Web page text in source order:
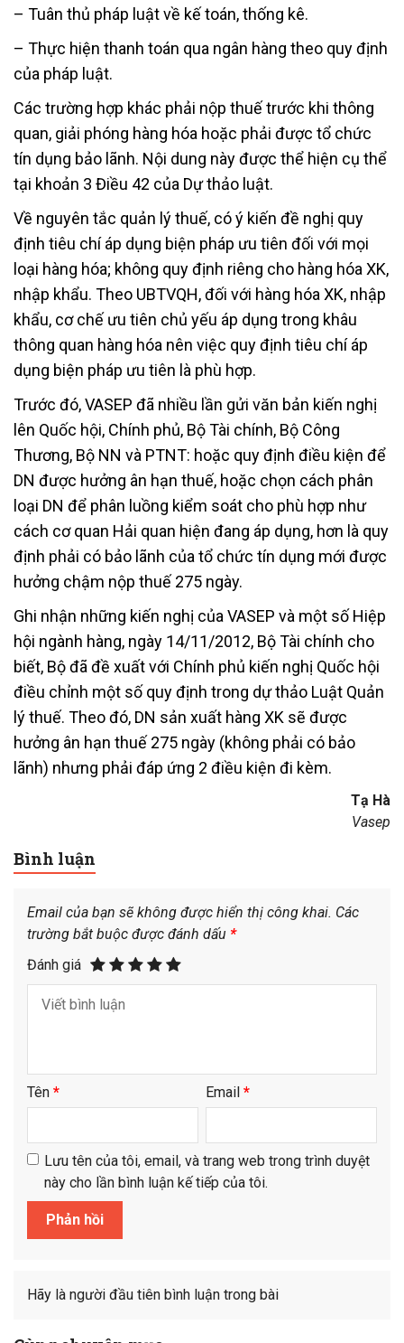
– Tuân thủ pháp luật về kế toán, thống kê.
– Thực hiện thanh toán qua ngân hàng theo quy định
của pháp luật.
Các trường hợp khác phải nộp thuế trước khi thông
quan, giải phóng hàng hóa hoặc phải được tổ chức
tín dụng bảo lãnh. Nội dung này được thể hiện cụ thể
tại khoản 3 Điều 42 của Dự thảo luật.
Về nguyên tắc quản lý thuế, có ý kiến đề nghị quy
định tiêu chí áp dụng biện pháp ưu tiên đối với mọi
loại hàng hóa; không quy định riêng cho hàng hóa XK,
nhập khẩu. Theo UBTVQH, đối với hàng hóa XK, nhập
khẩu, cơ chế ưu tiên chủ yếu áp dụng trong khâu
thông quan hàng hóa nên việc quy định tiêu chí áp
dụng biện pháp ưu tiên là phù hợp.
Trước đó, VASEP đã nhiều lần gửi văn bản kiến nghị
lên Quốc hội, Chính phủ, Bộ Tài chính, Bộ Công
Thương, Bộ NN và PTNT: hoặc quy định điều kiện để
DN được hưởng ân hạn thuế, hoặc chọn cách phân
loại DN để phân luồng kiểm soát cho phù hợp như
cách cơ quan Hải quan hiện đang áp dụng, hơn là quy
định phải có bảo lãnh của tổ chức tín dụng mới được
hưởng chậm nộp thuế 275 ngày.
Ghi nhận những kiến nghị của VASEP và một số Hiệp
hội ngành hàng, ngày 14/11/2012, Bộ Tài chính cho
biết, Bộ đã đề xuất với Chính phủ kiến nghị Quốc hội
điều chỉnh một số quy định trong dự thảo Luật Quản
lý thuế. Theo đó, DN sản xuất hàng XK sẽ được
hưởng ân hạn thuế 275 ngày (không phải có bảo
lãnh) nhưng phải đáp ứng 2 điều kiện đi kèm.
Tạ Hà
Vasep
Bình luận
Email của bạn sẽ không được hiển thị công khai. Các
trường bắt buộc được đánh dấu *
Đánh giá
Tên * Email *
Lưu tên của tôi, email, và trang web trong trình duyệt
này cho lần bình luận kế tiếp của tôi.
Hãy là người đầu tiên bình luận trong bài